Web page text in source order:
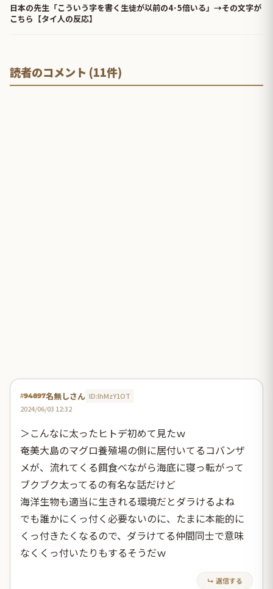
日本の先生「こういう字を書く生徒が以前の4･5倍いる」→その文字が
こちら【タイ人の反応】
読者のコメント (11件)
#94897名無しさん ID:lhMzY1OT
2024/06/03 12:32
＞こんなに太ったヒトデ初めて見たｗ
奄美大島のマグロ養殖場の側に居付いてるコバンザ
メが、流れてくる餌食べながら海底に寝っ転がって
ブクブク太ってるの有名な話だけど
海洋生物も適当に生きれる環境だとダラけるよね
でも誰かにくっ付く必要ないのに、たまに本能的に
くっ付きたくなるので、ダラけてる仲間同士で意味
なくくっ付いたりもするそうだｗ
↳ 返信する